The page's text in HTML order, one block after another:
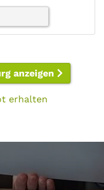
anzeigen
erhalten